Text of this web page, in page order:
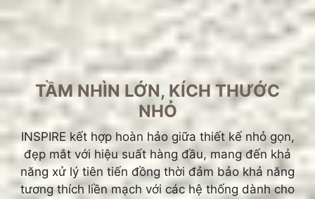
TẦM NHÌN LỚN, KÍCH THƯỚC
NHỎ
INSPIRE kết hợp hoàn hảo giữa thiết kế nhỏ gọn,
đẹp mắt với hiệu suất hàng đầu, mang đến khả
năng xử lý tiên tiến đồng thời đảm bảo khả năng
tương thích liền mạch với các hệ thống dành cho